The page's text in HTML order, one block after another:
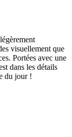
visuellement que
Portées avec une
dans les détails
du jour !